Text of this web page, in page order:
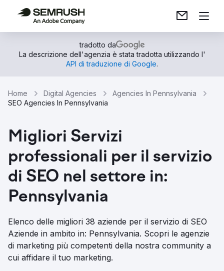
tradotto da
La descrizione dell'agenzia è stata tradotta utilizzando l'
API di traduzione di Google.
Home Digital Agencies
Agencies In Pennsylvania
SEO Agencies In Pennsylvania
Migliori Servizi
professionali per il servizio
di SEO nel settore in:
Pennsylvania
Elenco delle migliori 38 aziende per il servizio di SEO
Aziende in ambito in: Pennsylvania. Scopri le agenzie
di marketing più competenti della nostra community a
cui affidare il tuo marketing.